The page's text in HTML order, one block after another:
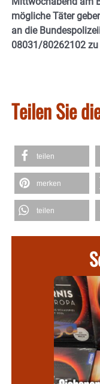
mögliche Täter
an die
08031/80262102 zu
Teilen Sie
teilen
merken
teilen